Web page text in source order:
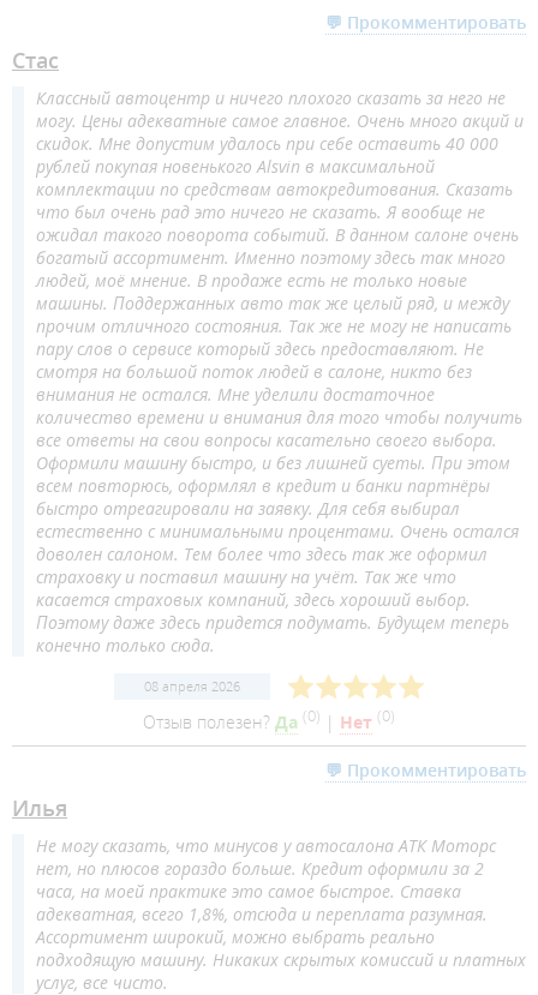
💬 Прокомментировать
Стас
Классный автоцентр и ничего плохого сказать за него не
могу. Цены адекватные самое главное. Очень много акций и
скидок. Мне допустим удалось при себе оставить 40 000
рублей покупая новенького Alsvin в максимальной
комплектации по средствам автокредитования. Сказать
что был очень рад это ничего не сказать. Я вообще не
ожидал такого поворота событий. В данном салоне очень
богатый ассортимент. Именно поэтому здесь так много
людей, моё мнение. В продаже есть не только новые
машины. Поддержанных авто так же целый ряд, и между
прочим отличного состояния. Так же не могу не написать
пару слов о сервисе который здесь предоставляют. Не
смотря на большой поток людей в салоне, никто без
внимания не остался. Мне уделили достаточное
количество времени и внимания для того чтобы получить
все ответы на свои вопросы касательно своего выбора.
Оформили машину быстро, и без лишней суеты. При этом
всем повторюсь, оформлял в кредит и банки партнёры
быстро отреагировали на заявку. Для себя выбирал
естественно с минимальными процентами. Очень остался
доволен салоном. Тем более что здесь так же оформил
страховку и поставил машину на учёт. Так же что
касается страховых компаний, здесь хороший выбор.
Поэтому даже здесь придется подумать. Будущем теперь
конечно только сюда.
08 апреля 2026
Отзыв полезен? Да (0) | Нет (0)
💬 Прокомментировать
Илья
Не могу сказать, что минусов у автосалона АТК Моторс
нет, но плюсов гораздо больше. Кредит оформили за 2
часа, на моей практике это самое быстрое. Ставка
адекватная, всего 1,8%, отсюда и переплата разумная.
Ассортимент широкий, можно выбрать реально
подходящую машину. Никаких скрытых комиссий и платных
услуг, все чисто.